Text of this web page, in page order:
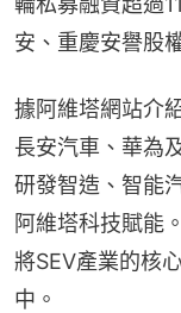
安、重慶安譽股
據阿維塔網站介
長安汽車、華為
研發智造、智能
阿維塔科技賦能
將SEV產業的核
中。